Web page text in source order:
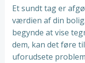
Et sundt tag er
værdien af din
begynde at vise
dem, kan det føre
uforudsete